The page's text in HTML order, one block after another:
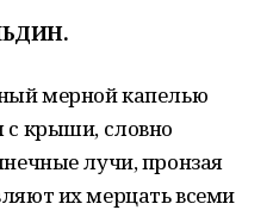
мерной капелью
с крыши, словно
лучи, пронзая
их мерцать всеми